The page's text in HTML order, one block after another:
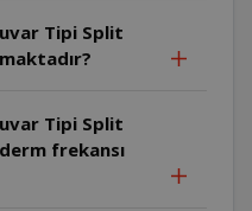
Tipi Split
Tipi Split